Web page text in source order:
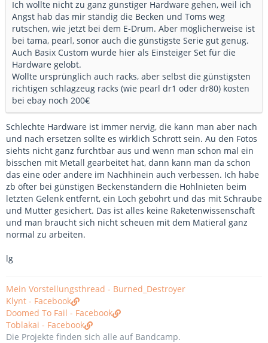
Ich wollte nicht zu ganz günstiger Hardware gehen, weil ich
Angst hab das mir ständig die Becken und Toms weg
rutschen, wie jetzt bei dem E-Drum. Aber möglicherweise ist
bei tama, pearl, sonor auch die günstigste Serie gut genug.
Auch Basix Custom wurde hier als Einsteiger Set für die
Hardware gelobt.
Wollte ursprünglich auch racks, aber selbst die günstigsten
richtigen schlagzeug racks (wie pearl dr1 oder dr80) kosten
bei ebay noch 200€
Schlechte Hardware ist immer nervig, die kann man aber nach
und nach ersetzen sollte es wirklich Schrott sein. Au den Fotos
siehts nicht ganz furchtbar aus und wenn man schon mal ein
bisschen mit Metall gearbeitet hat, dann kann man da schon
das eine oder andere im Nachhinein auch verbessen. Ich habe
zb öfter bei günstigen Beckenständern die Hohlnieten beim
letzten Gelenk entfernt, ein Loch gebohrt und das mit Schraube
und Mutter gesichert. Das ist alles keine Raketenwissenschaft
und man braucht sich nicht scheuen mit dem Matieral ganz
normal zu arbeiten.
lg
Mein Vorstellungsthread - Burned_Destroyer
Klynt - Facebook
Doomed To Fail - Facebook
Toblakai - Facebook
Die Projekte finden sich alle auf Bandcamp.